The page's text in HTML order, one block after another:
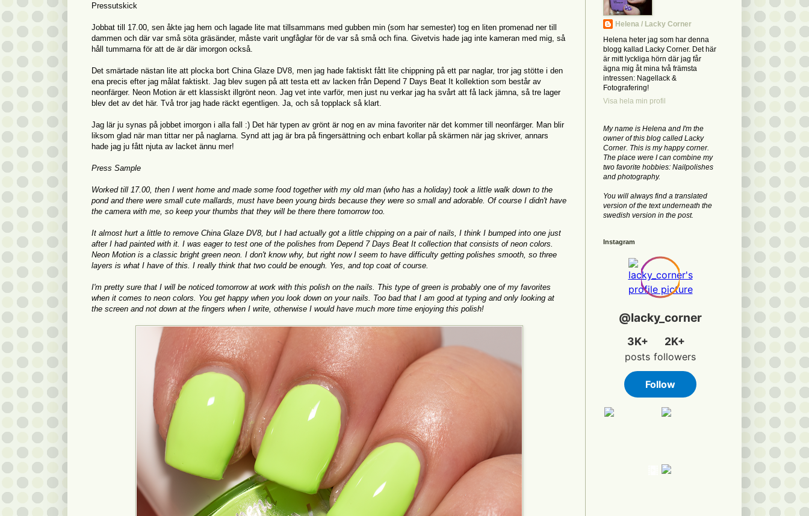
Pressutskick
Jobbat till 17.00, sen åkte jag hem och lagade lite mat tillsammans med gubben min (som har semester) tog en liten promenad ner till
dammen och där var små söta gräsänder, måste varit ungfåglar för de var så små och fina. Givetvis hade jag inte kameran med mig, så
håll tummarna för att de är där imorgon också.
Det smärtade nästan lite att plocka bort China Glaze DV8, men jag hade faktiskt fått lite chippning på ett par naglar, tror jag stötte i den
ena precis efter jag målat faktiskt. Jag blev sugen på att testa ett av lacken från Depend 7 Days Beat It kollektion som består av
neonfärger. Neon Motion är ett klassiskt illgrönt neon. Jag vet inte varför, men just nu verkar jag ha svårt att få lack jämna, så tre lager
blev det av det här. Två tror jag hade räckt egentligen. Ja, och så topplack så klart.
Jag lär ju synas på jobbet imorgon i alla fall :) Det här typen av grönt är nog en av mina favoriter när det kommer till neonfärger. Man blir
liksom glad när man tittar ner på naglarna. Synd att jag är bra på fingersättning och enbart kollar på skärmen när jag skriver, annars
hade jag ju fått njuta av lacket ännu mer!
Press Sample
Worked till 17.00, then I went home and made some food together with my old man (who has a holiday) took a little walk down to the
pond and there were small cute mallards, must have been young birds because they were so small and adorable. Of course I didn't have
the camera with me, so keep your thumbs that they will be there there tomorrow too.
It almost hurt a little to remove China Glaze DV8, but I had actually got a little chipping on a pair of nails, I think I bumped into one just
after I had painted with it. I was eager to test one of the polishes from Depend 7 Days Beat It collection that consists of neon colors.
Neon Motion is a classic bright green neon. I don't know why, but right now I seem to have difficulty getting polishes smooth, so three
layers is what I have of this. I really think that two could be enough. Yes, and top coat of course.
I'm pretty sure that I will be noticed tomorrow at work with this polish on the nails. This type of green is probably one of my favorites
when it comes to neon colors. You get happy when you look down on your nails. Too bad that I am good at typing and only looking at
the screen and not down at the fingers when I write, otherwise I would have much more time enjoying this polish!
Helena / Lacky Corner
Helena heter jag som har denna
blogg kallad Lacky Corner. Det här
är mitt lyckliga hörn där jag får
ägna mig åt mina två främsta
intressen: Nagellack &
Fotografering!
Visa hela min profil
My name is Helena and I'm the
owner of this blog called Lacky
Corner. This is my happy corner.
The place were I can combine my
two favorite hobbies: Nailpolishes
and photography.
You will always find a translated
version of the text underneath the
swedish version in the post.
Instagram